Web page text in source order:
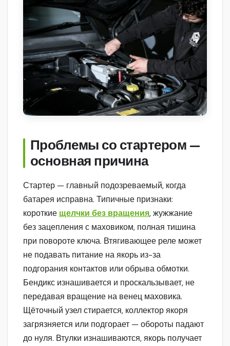
Проблемы со стартером —
основная причина
Стартер — главный подозреваемый, когда
батарея исправна. Типичные признаки:
короткие щелчки без вращения, жужжание
без зацепления с маховиком, полная тишина
при повороте ключа. Втягивающее реле может
не подавать питание на якорь из-за
подгорания контактов или обрыва обмотки.
Бендикс изнашивается и проскальзывает, не
передавая вращение на венец маховика.
Щёточный узел стирается, коллектор якоря
загрязняется или подгорает — обороты падают
до нуля. Втулки изнашиваются, якорь получает